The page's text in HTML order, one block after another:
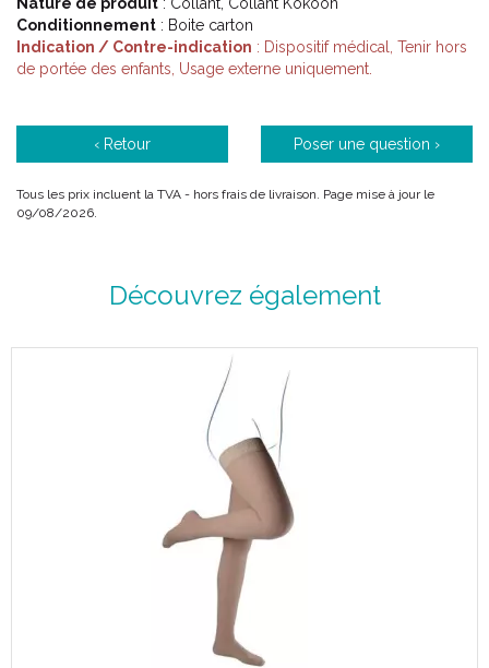
active de réduction de son impact environnemental.
Code ACL : 6301028 / 6301058 / 6301061 / 6301063 /
Code EAN : 3111790044864 / 3111790044871 / 3111790044895
3111790044956 / 3111790044963 / 3111790044987 /
3111790044994 / 3111790045014 / 3111790045021
Conditionnement : Boite carton
Indication / Contre-indication : Dispositif médical, Tenir hors
de portée des enfants, Usage externe uniquement.
‹ Retour Poser une question ›
Tous les prix incluent la TVA - hors frais de livraison. Page mise à jour le
09/08/2026.
Découvrez également